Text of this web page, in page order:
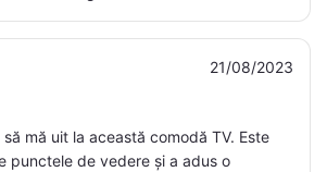
21/08/2023
mă uit la această comodă TV. Este
punctele de vedere și a adus o